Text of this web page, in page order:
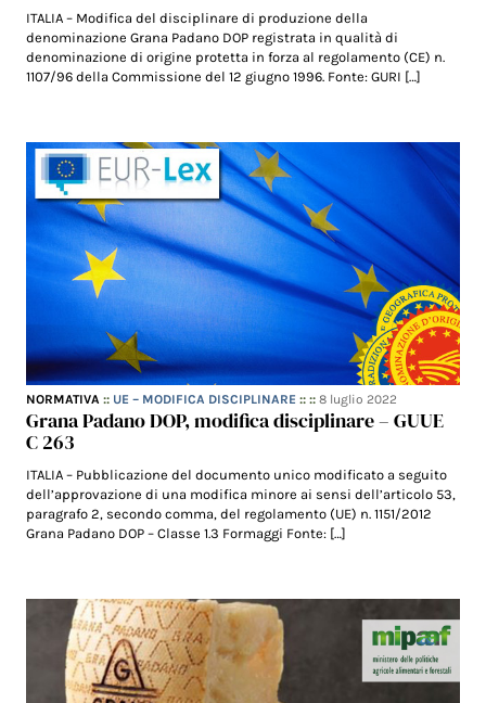
ITALIA – Modifica del disciplinare di produzione della
denominazione Grana Padano DOP registrata in qualità di
denominazione di origine protetta in forza al regolamento (CE) n.
1107/96 della Commissione del 12 giugno 1996. Fonte: GURI […]
NORMATIVA :: UE – MODIFICA DISCIPLINARE :: ::8 luglio 2022
Grana Padano DOP, modifica disciplinare – GUUE
C 263
ITALIA – Pubblicazione del documento unico modificato a seguito
dell’approvazione di una modifica minore ai sensi dell’articolo 53,
paragrafo 2, secondo comma, del regolamento (UE) n. 1151/2012
Grana Padano DOP – Classe 1.3 Formaggi Fonte: […]